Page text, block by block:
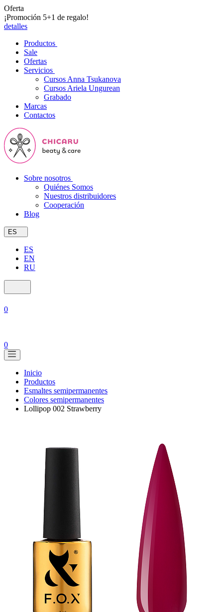
Oferta
¡Promoción 5+1 de regalo!
detalles
Productos
Sale
Ofertas
Servicios
Cursos Anna Tsukanova
Cursos Ariela Ungurean
Grabado
Marcas
Contactos
Sobre nosotros
Quiénes Somos
Nuestros distribuidores
Cooperación
Blog
ES
ES
EN
RU
0
0
Inicio
Productos
Esmaltes semipermanentes
Colores semipermanentes
Lollipop 002 Strawberry